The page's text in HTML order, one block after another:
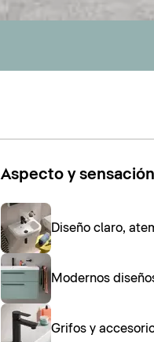
Aspecto y sensación
Diseño claro,
Modernos
Grifos y